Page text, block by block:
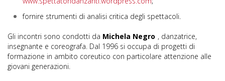
fornire strumenti di analisi critica degli spettacoli.
Gli incontri sono condotti da Michela Negro , danzatrice,
insegnante e coreografa. Dal 1996 si occupa di progetti di
formazione in ambito coreutico con particolare attenzione alle
giovani generazioni.